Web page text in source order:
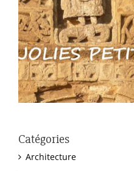
Catégories
Architecture